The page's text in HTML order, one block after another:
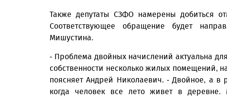
Также депутаты СЗФО намерены добиться
Соответствующее обращение будет
Мишустина.
- Проблема двойных начислений актуальна
собственности несколько жилых помещений,
поясняет Андрей Николаевич. - Двойное, а в
когда человек все лето живет в